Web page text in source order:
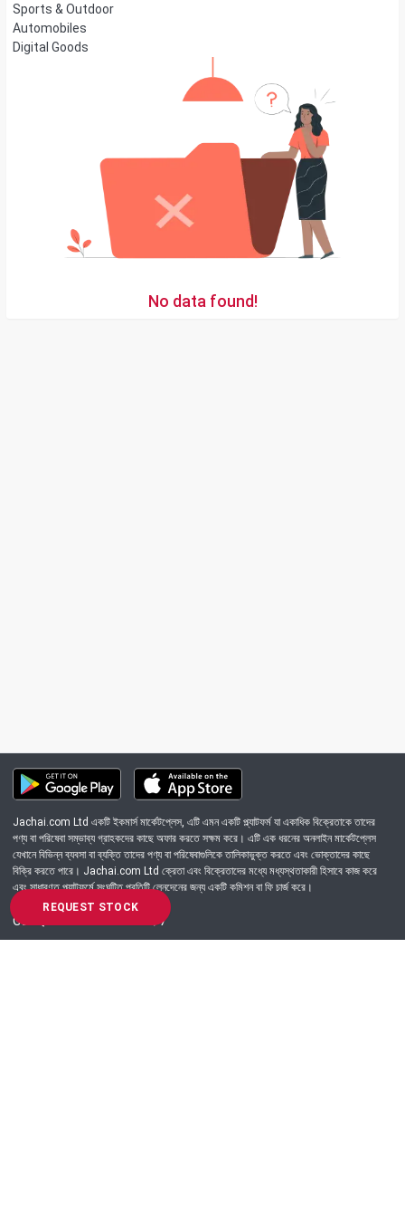
REQUEST STOCK
Sports & Outdoor
Automobiles
Digital Goods
No data found!
Jachai.com Ltd একটি ইকমার্স মার্কেটপ্লেস, এটি এমন একটি প্ল্যাটফর্ম যা একাধিক বিক্রেতাকে তাদের
পণ্য বা পরিষেবা সম্ভাব্য গ্রাহকদের কাছে অফার করতে সক্ষম করে। এটি এক ধরনের অনলাইন মার্কেটপ্লেস
যেখানে বিভিন্ন ব্যবসা বা ব্যক্তি তাদের পণ্য বা পরিষেবাগুলিকে তালিকাভুক্ত করতে এবং ভোক্তাদের কাছে
বিক্রি করতে পারে। Jachai.com Ltd ক্রেতা এবং বিক্রেতাদের মধ্যে মধ্যস্থতাকারী হিসাবে কাজ করে
এবং সাধারণত প্ল্যাটফর্মে সংঘটিত প্রতিটি লেনদেনের জন্য একটি কমিশন বা ফি চার্জ করে।
Got Question? Call us 24/7